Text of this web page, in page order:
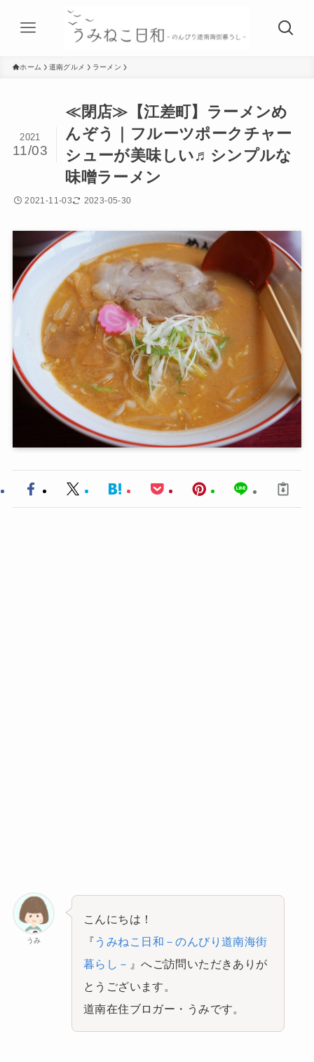
ホーム 道南グルメ ラーメン
≪閉店≫【江差町】ラーメンめ
んぞう｜フルーツポークチャー
シューが美味しい♬シンプルな
味噌ラーメン
2021
11/03
2021-11-03 2023-05-30
うみ
こんにちは！
『 うみねこ日和－のんびり道南海街
暮らし－ 』へご訪問いただきありが
とうございます。
道南在住ブロガー・うみです。